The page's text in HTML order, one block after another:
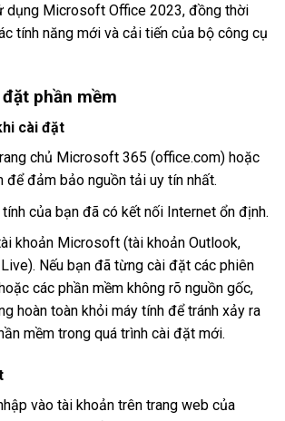
dụng Microsoft Office 2023, đồng thời
tính năng mới và cải tiến của bộ công cụ
phần mềm
cài đặt
chủ Microsoft 365 (office.com) hoặc
để đảm bảo nguồn tải uy tín nhất.
của bạn đã có kết nối Internet ổn định.
khoản Microsoft (tài khoản Outlook,
Nếu bạn đã từng cài đặt các phiên
các phần mềm không rõ nguồn gốc,
hoàn toàn khỏi máy tính để tránh xảy ra
mềm trong quá trình cài đặt mới.
vào tài khoản trên trang web của